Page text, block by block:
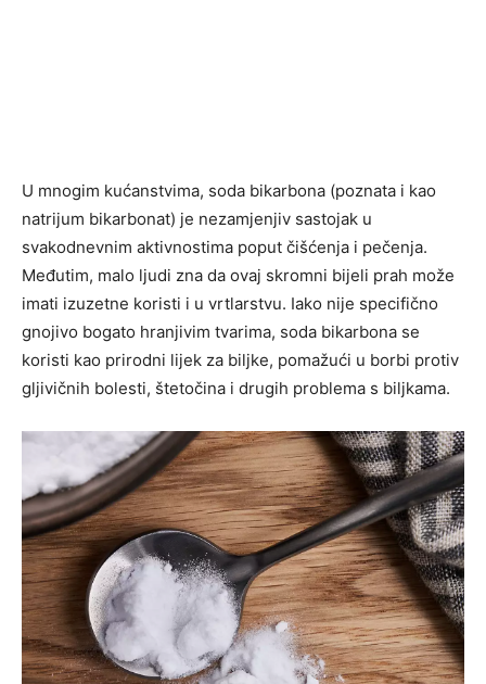
U mnogim kućanstvima, soda bikarbona (poznata i kao
natrijum bikarbonat) je nezamjenjiv sastojak u
svakodnevnim aktivnostima poput čišćenja i pečenja.
Međutim, malo ljudi zna da ovaj skromni bijeli prah može
imati izuzetne koristi i u vrtlarstvu. Iako nije specifično
gnojivo bogato hranjivim tvarima, soda bikarbona se
koristi kao prirodni lijek za biljke, pomažući u borbi protiv
gljivičnih bolesti, štetočina i drugih problema s biljkama.